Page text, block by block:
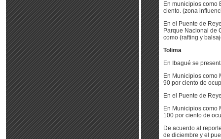
En municipios como
ciento. (zona
En el Puente de
Parque Nacional de
como (rafting y
Tolima
En Ibagué se
En Municipios como
90 por ciento de
En el Puente de
En Municipios como
100 por ciento de
De acuerdo al
de diciembre y el